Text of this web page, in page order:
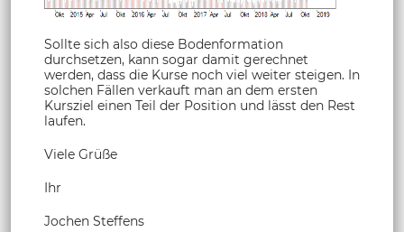
Sollte sich also diese Bodenformation
durchsetzen, kann sogar damit gerechnet
werden, dass die Kurse noch viel weiter steigen. In
solchen Fällen verkauft man an dem ersten
Kursziel einen Teil der Position und lässt den Rest
laufen.
Viele Grüße
Ihr
Jochen Steffens